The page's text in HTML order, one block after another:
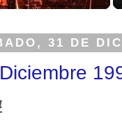
31 DE